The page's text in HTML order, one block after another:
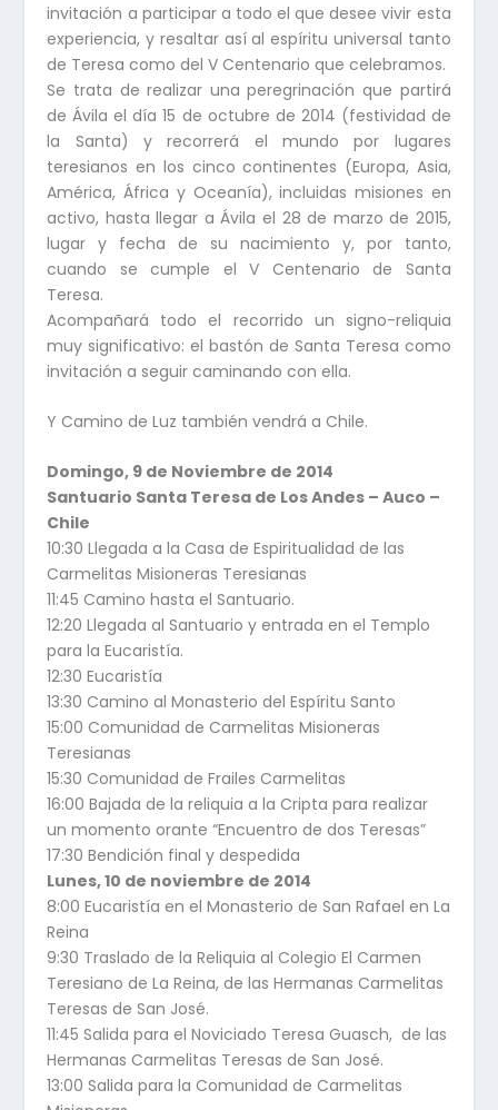
invitación a participar a todo el que desee vivir esta
experiencia, y resaltar así al espíritu universal tanto
de Teresa como del V Centenario que celebramos.
Se trata de realizar una peregrinación que partirá
de Ávila el día 15 de octubre de 2014 (festividad de
la Santa) y recorrerá el mundo por lugares
teresianos en los cinco continentes (Europa, Asia,
América, África y Oceanía), incluidas misiones en
activo, hasta llegar a Ávila el 28 de marzo de 2015,
lugar y fecha de su nacimiento y, por tanto,
cuando se cumple el V Centenario de Santa
Teresa.
Acompañará todo el recorrido un signo-reliquia
muy significativo: el bastón de Santa Teresa como
invitación a seguir caminando con ella.
Y Camino de Luz también vendrá a Chile.
Domingo, 9 de Noviembre de 2014
Santuario Santa Teresa de Los Andes – Auco –
Chile
10:30 Llegada a la Casa de Espiritualidad de las
Carmelitas Misioneras Teresianas
11:45 Camino hasta el Santuario.
12:20 Llegada al Santuario y entrada en el Templo
para la Eucaristía.
12:30 Eucaristía
13:30 Camino al Monasterio del Espíritu Santo
15:00 Comunidad de Carmelitas Misioneras
Teresianas
15:30 Comunidad de Frailes Carmelitas
16:00 Bajada de la reliquia a la Cripta para realizar
un momento orante “Encuentro de dos Teresas”
17:30 Bendición final y despedida
Lunes, 10 de noviembre de 2014
8:00 Eucaristía en el Monasterio de San Rafael en La
Reina
9:30 Traslado de la Reliquia al Colegio El Carmen
Teresiano de La Reina, de las Hermanas Carmelitas
Teresas de San José.
11:45 Salida para el Noviciado Teresa Guasch, de las
Hermanas Carmelitas Teresas de San José.
13:00 Salida para la Comunidad de Carmelitas